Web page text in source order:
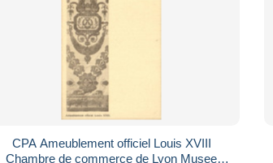
CPA Ameublement officiel Louis XVIII
Chambre de commerce de Lyon Musee